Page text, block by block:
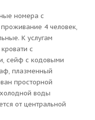
номера с
4 человек,
К услугам
с
сейф с кодовыми
плазменный
просторной
воды
от центральной